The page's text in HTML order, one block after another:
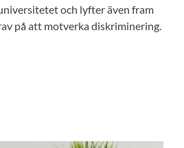
och lyfter även fram
på att motverka diskriminering.